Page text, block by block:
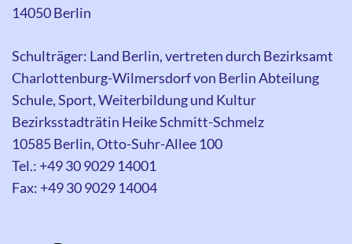
14050 Berlin
Schulträger: Land Berlin, vertreten durch Bezirksamt
Charlottenburg-Wilmersdorf von Berlin Abteilung
Schule, Sport, Weiterbildung und Kultur
Bezirksstadträtin Heike Schmitt-Schmelz
10585 Berlin, Otto-Suhr-Allee 100
Tel.: +49 30 9029 14001
Fax: +49 30 9029 14004